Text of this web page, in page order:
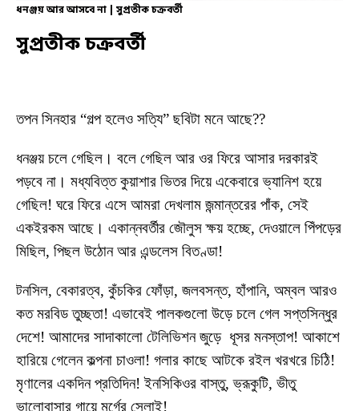
ধনঞ্জয় আর আসবে না | সুপ্রতীক চক্রবর্তী
সুপ্রতীক চক্রবর্তী
তপন সিনহার “গল্প হলেও সত্যি” ছবিটা মনে আছে??
ধনঞ্জয় চলে গেছিল। বলে গেছিল আর ওর ফিরে আসার দরকারই
পড়বে না। মধ্যবিত্ত কুয়াশার ভিতর দিয়ে একেবারে ভ্যানিশ হয়ে
গেছিল! ঘরে ফিরে এসে আমরা দেখলাম জন্মান্তরের পাঁক, সেই
একইরকম আছে। একান্নবর্তীর জৌলুস ক্ষয় হচ্ছে, দেওয়ালে পিঁপড়ের
মিছিল, পিছল উঠোন আর এন্ডলেস বিতণ্ডা!
টনসিল, বেকারত্ব, কুঁচকির ফোঁড়া, জলবসন্ত, হাঁপানি, অম্বল আরও
কত মরবিড তুচ্ছতা! এভাবেই পালকগুলো উড়ে চলে গেল সপ্তসিন্ধুর
দেশে! আমাদের সাদাকালো টেলিভিশন জুড়ে ধূসর মনস্তাপ! আকাশে
হারিয়ে গেলেন কল্পনা চাওলা! গলার কাছে আটকে রইল খরখরে চিঠি!
মৃণালের একদিন প্রতিদিন! ইনসিকিওর বাস্তু, ভ্রূকুটি, ভীতু
ভালোবাসার গায়ে মর্গের সেলাই!